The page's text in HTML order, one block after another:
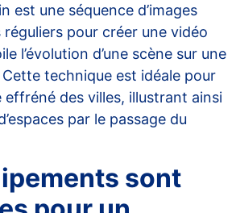
est une séquence d’images
pour créer une vidéo
l’évolution d’une scène sur une
technique est idéale pour
des villes, illustrant ainsi
par le passage du
sont